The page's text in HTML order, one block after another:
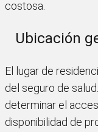
costosa.
Ubicación
El lugar de
del seguro de
determinar el
disponibilidad de